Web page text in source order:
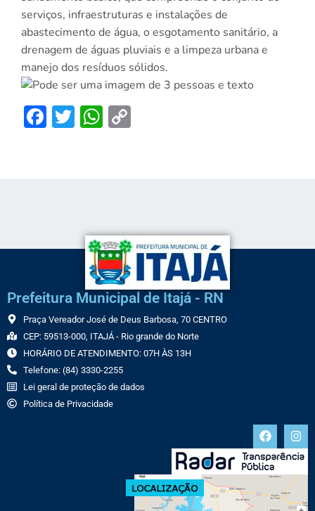
serviços, infraestruturas e instalações de
abastecimento de água, o esgotamento sanitário, a
drenagem de águas pluviais e a limpeza urbana e
manejo dos resíduos sólidos.
Facebook
TwitterWhatsApp
Prefeitura Municipal de Itajá - RN
Praça Vereador José de Deus Barbosa, 70 CENTRO
CEP: 59513-000, ITAJÁ - Rio grande do Norte
HORÁRIO DE ATENDIMENTO: 07H ÀS 13H
Telefone: (84) 3330-2255
Lei geral de proteção de dados
Política de Privacidade